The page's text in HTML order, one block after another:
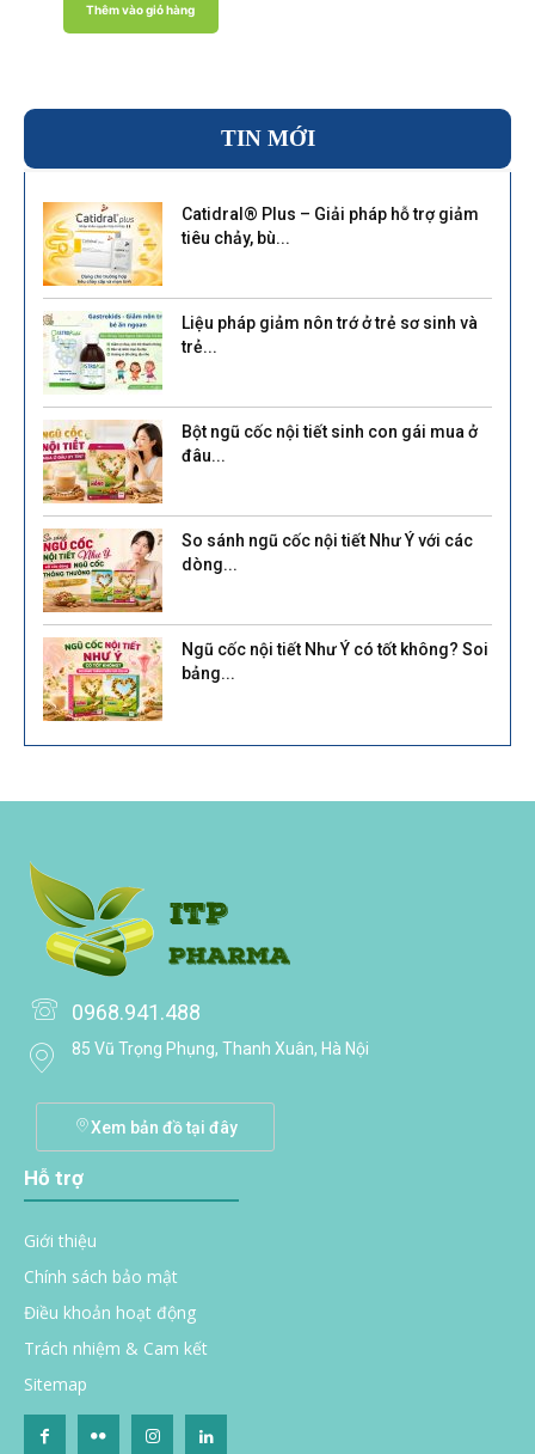
Thêm vào giỏ hàng
TIN MỚI
Catidral® Plus – Giải pháp hỗ trợ giảm
tiêu chảy, bù...
Liệu pháp giảm nôn trớ ở trẻ sơ sinh và
trẻ...
Bột ngũ cốc nội tiết sinh con gái mua ở
đâu...
So sánh ngũ cốc nội tiết Như Ý với các
dòng...
Ngũ cốc nội tiết Như Ý có tốt không? Soi
bảng...
0968.941.488
85 Vũ Trọng Phụng, Thanh Xuân, Hà Nội
Xem bản đồ tại đây
Hỗ trợ
Giới thiệu
Chính sách bảo mật
Điều khoản hoạt động
Trách nhiệm & Cam kết
Sitemap